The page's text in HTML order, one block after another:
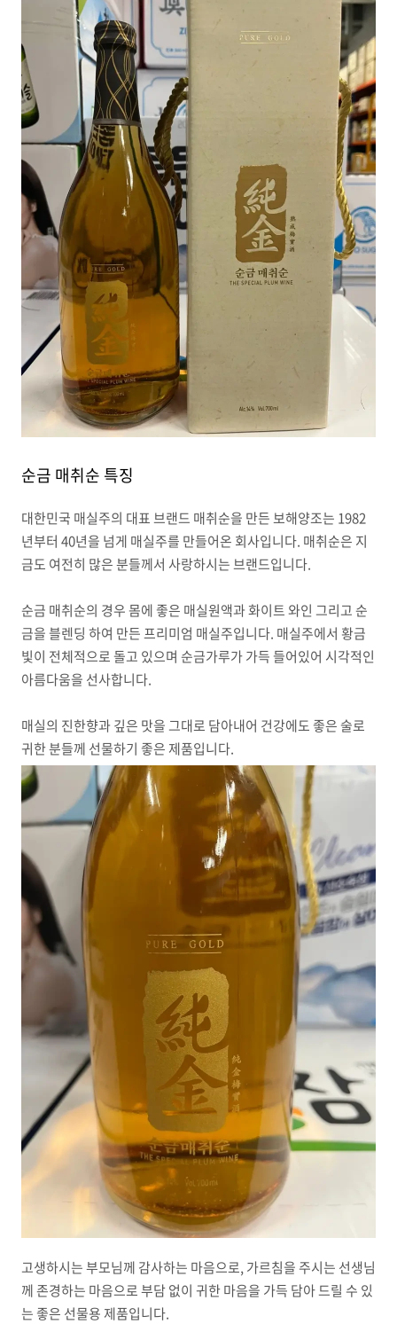
순금 매취순 특징
대한민국 매실주의 대표 브랜드 매취순을 만든 보해양조는 1982
년부터 40년을 넘게 매실주를 만들어온 회사입니다. 매취순은 지
금도 여전히 많은 분들께서 사랑하시는 브랜드입니다.
순금 매취순의 경우 몸에 좋은 매실원액과 화이트 와인 그리고 순
금을 블렌딩 하여 만든 프리미엄 매실주입니다. 매실주에서 황금
빛이 전체적으로 돌고 있으며 순금가루가 가득 들어있어 시각적인
아름다움을 선사합니다.
매실의 진한향과 깊은 맛을 그대로 담아내어 건강에도 좋은 술로
귀한 분들께 선물하기 좋은 제품입니다.
고생하시는 부모님께 감사하는 마음으로, 가르침을 주시는 선생님
께 존경하는 마음으로 부담 없이 귀한 마음을 가득 담아 드릴 수 있
는 좋은 선물용 제품입니다.